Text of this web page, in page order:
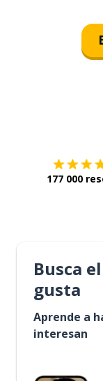
177 000
Busca
gusta
Aprende a
interesan